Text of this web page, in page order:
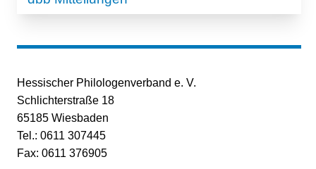
Hessischer Philologenverband e. V.
Schlichterstraße 18
65185 Wiesbaden
Tel.: 0611 307445
Fax: 0611 376905